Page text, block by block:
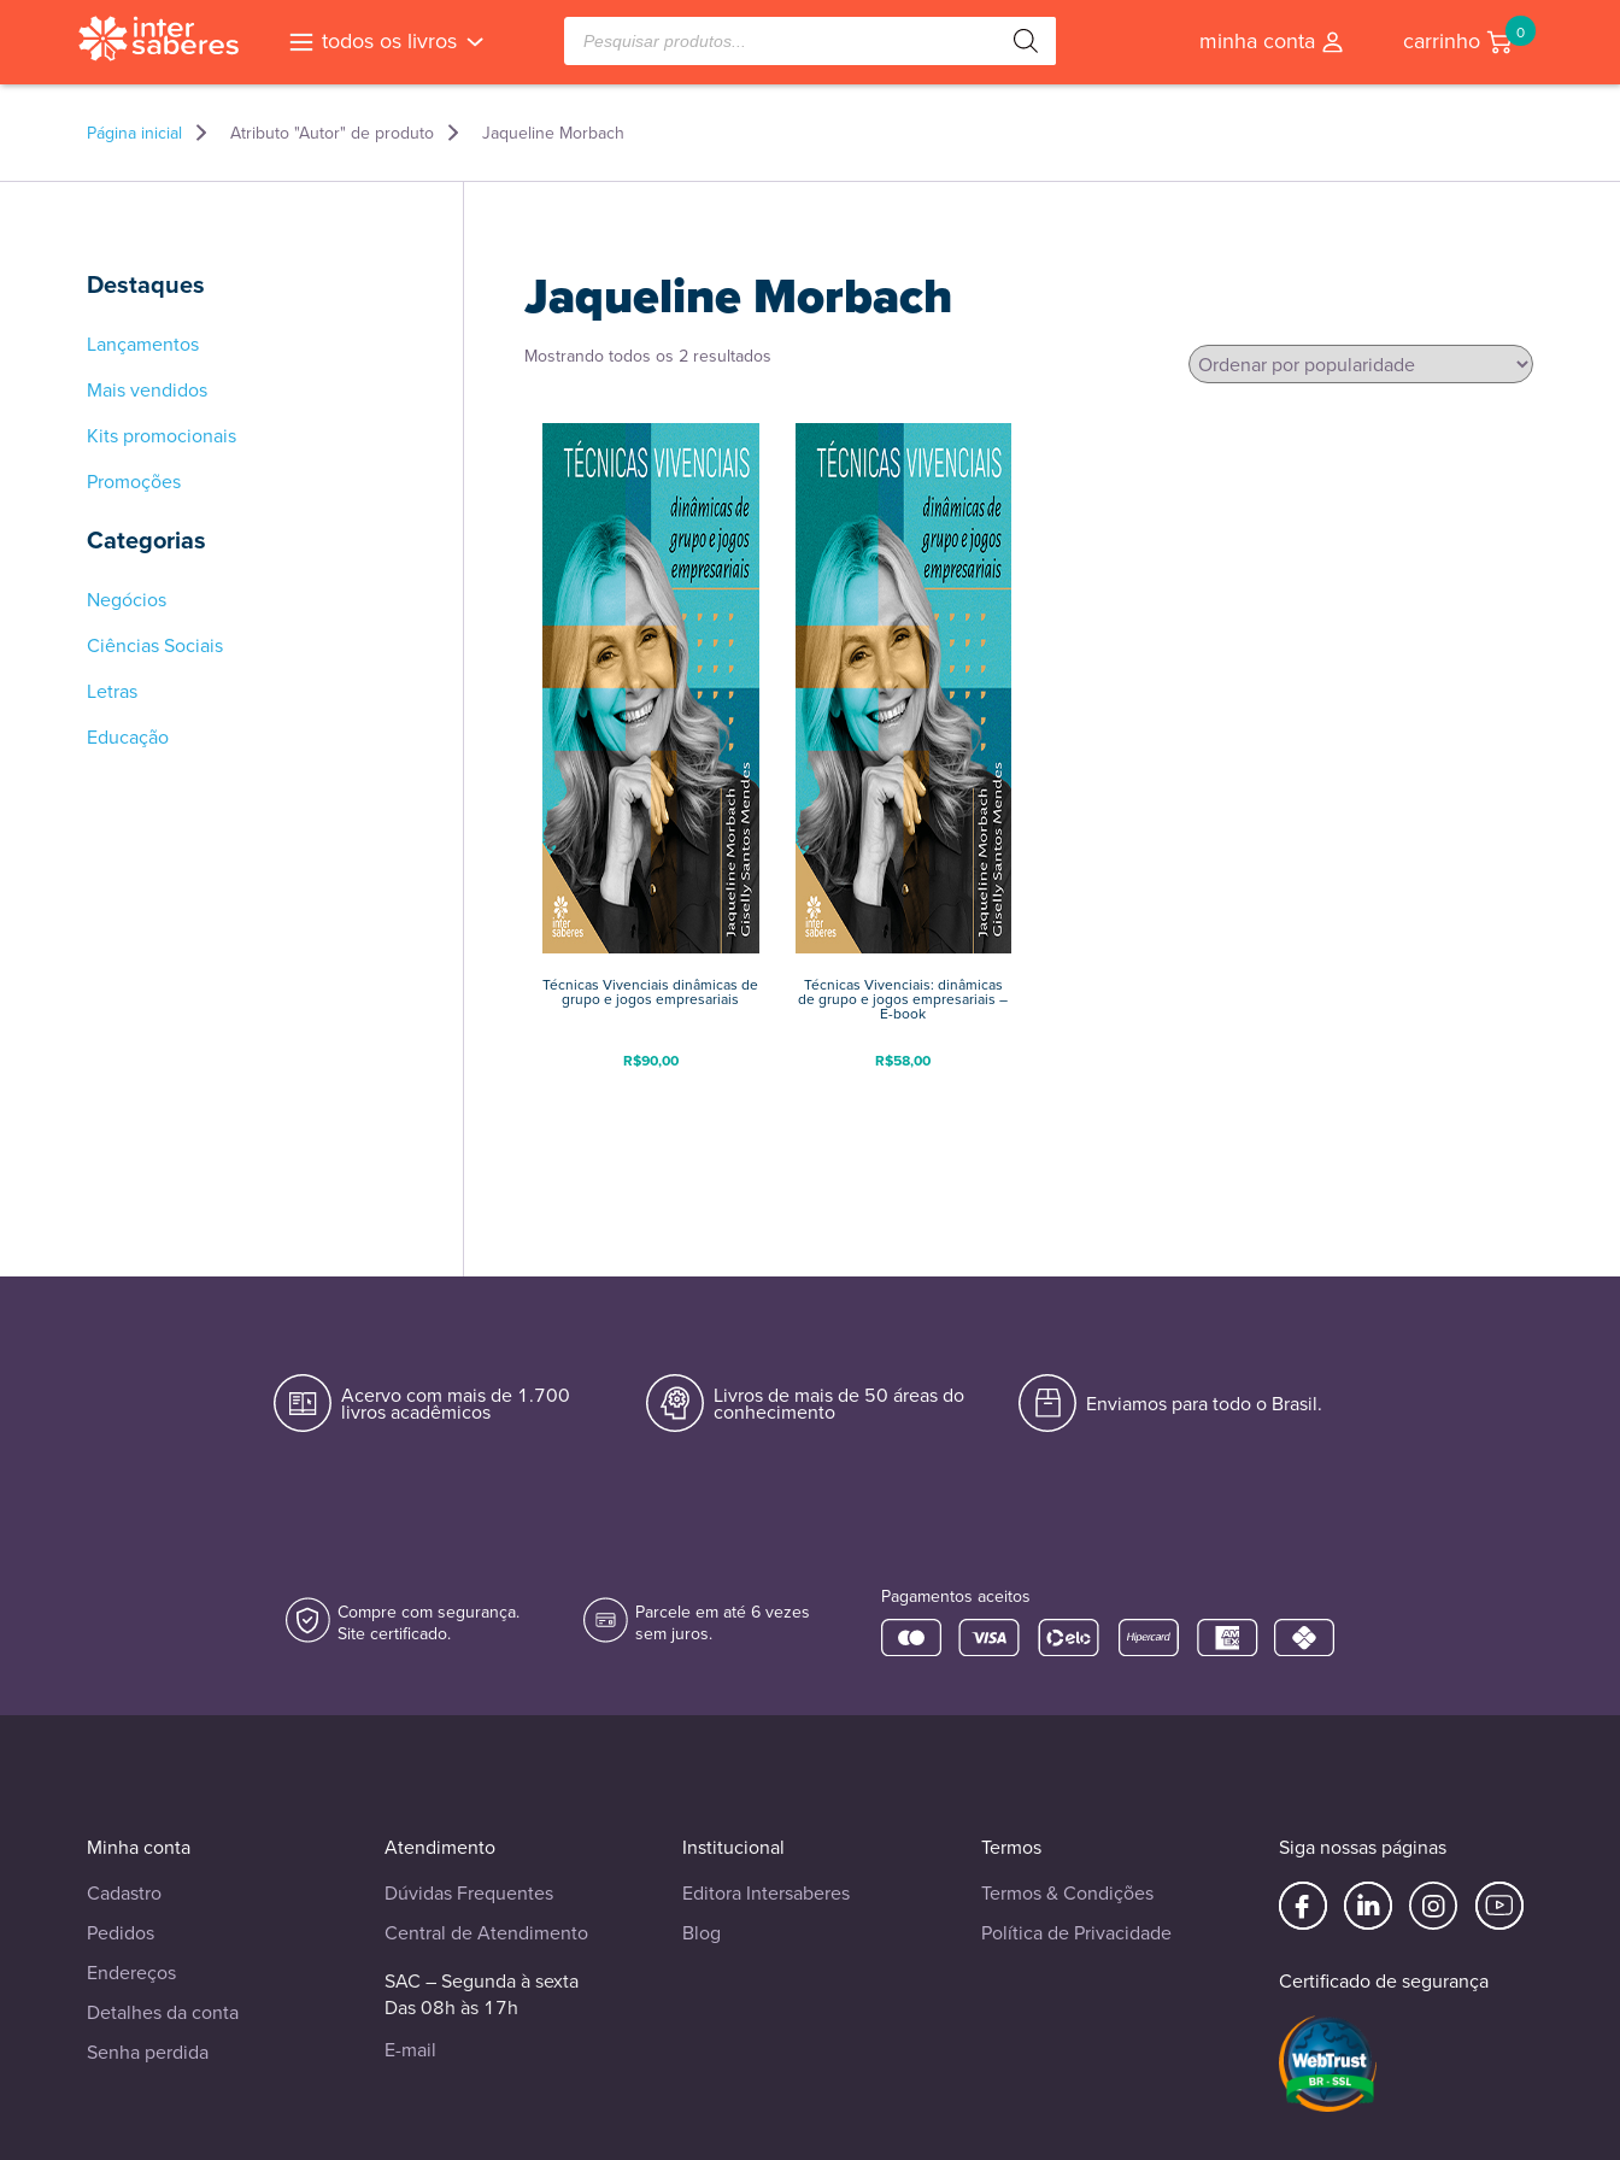
todos os livros
Pesquisar
produtos
minha conta carrinho 0
Página inicial Atributo "Autor" de produto Jaqueline Morbach
Destaques
Lançamentos
Mais vendidos
Kits promocionais
Promoções
Categorias
Negócios
Ciências Sociais
Letras
Educação
Jaqueline Morbach
Mostrando todos os 2 resultados
Técnicas Vivenciais dinâmicas de
grupo e jogos empresariais
R$90,00
Técnicas Vivenciais: dinâmicas
de grupo e jogos empresariais –
E-book
R$58,00
Acervo com mais de 1.700
livros acadêmicos
Livros de mais de 50 áreas do
conhecimento Enviamos para todo o Brasil.
Compre com segurança.
Site certificado.
Parcele em até 6 vezes
sem juros.
Pagamentos aceitos
Minha conta
Cadastro
Pedidos
Endereços
Detalhes da conta
Senha perdida
Atendimento
Dúvidas Frequentes
Central de Atendimento
SAC – Segunda à sexta
Das 08h às 17h
E-mail
Institucional
Editora Intersaberes
Blog
Termos
Termos & Condições
Política de Privacidade
Siga nossas páginas
Certificado de segurança